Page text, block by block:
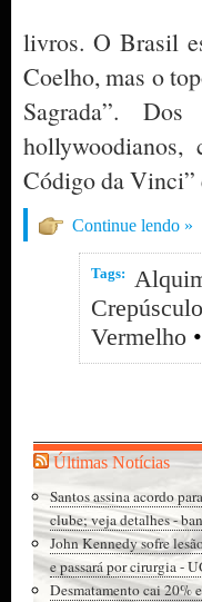
livros. O Brasil
Coelho, mas o
Sagrada”.
Código da Vinci”
Continue lendo »
Tags:
Crepúsculo
Vermelho •
Últimas Notícias
Santos assina acordo
clube; veja detalhes -
John Kennedy sofre
e passará por cirurgia -
Desmatamento cai 20%